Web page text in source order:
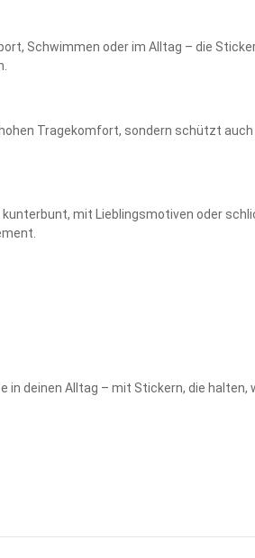
Schwimmen oder im Alltag – die
Tragekomfort, sondern schützt auch
mit Lieblingsmotiven oder
in deinen Alltag – mit Stickern, die halten,